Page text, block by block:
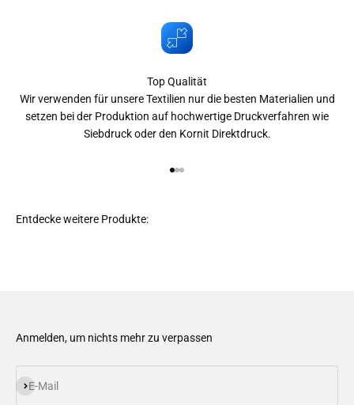
Top Qualität
Wir verwenden für unsere Textilien nur die besten Materialien und
setzen bei der Produktion auf hochwertige Druckverfahren wie
Siebdruck oder den Kornit Direktdruck.
Anmelden, um nichts mehr zu verpassen
E-Mail
Abonnieren